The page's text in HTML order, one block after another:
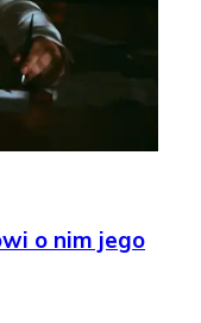
o nim jego